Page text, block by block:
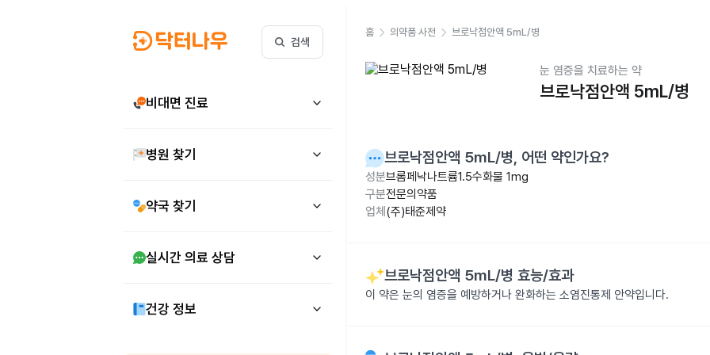
검색
비대면 진료
병원 찾기
약국 찾기
실시간 의료 상담
건강 정보
홈 의약품 사전 브로낙점안액 5mL/병
눈 염증을 치료하는 약
브로낙점안액 5mL/병
브로낙점안액 5mL/병, 어떤 약인가요?
성분브롬페낙나트륨1.5수화물 1mg
구분전문의약품
업체 (주)태준제약
브로낙점안액 5mL/병 효능/효과
이 약은 눈의 염증을 예방하거나 완화하는 소염진통제 안약입니다.